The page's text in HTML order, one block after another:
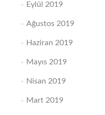
Eylül 2019
Ağustos 2019
Haziran 2019
Mayıs 2019
Nisan 2019
Mart 2019